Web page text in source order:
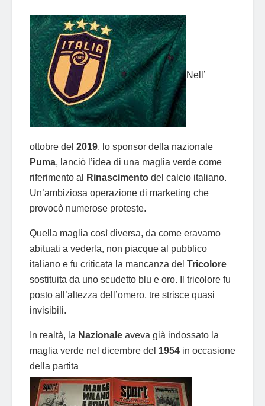
Nell’
ottobre del 2019, lo sponsor della nazionale
Puma, lanciò l’idea di una maglia verde come
riferimento al
Rinascimento del calcio italiano.
Un’ambiziosa operazione di marketing che
provocò numerose proteste.
Quella maglia così diversa, da come eravamo
abituati a vederla, non piacque al pubblico
italiano e fu criticata la mancanza del Tricolore
sostituita da uno scudetto blu e oro. Il tricolore fu
posto all’altezza dell’omero, tre strisce quasi
invisibili.
In realtà, la Nazionale aveva già indossato la
maglia verde nel dicembre del 1954 in occasione
della partita